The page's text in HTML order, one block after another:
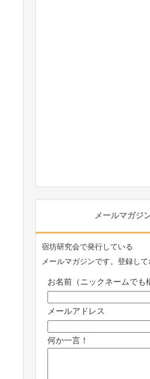
メールマガジ
宿坊研究会で発行している
メールマガジンです。登録して
お名前（ニックネームでも
メールアドレス
何か一言！